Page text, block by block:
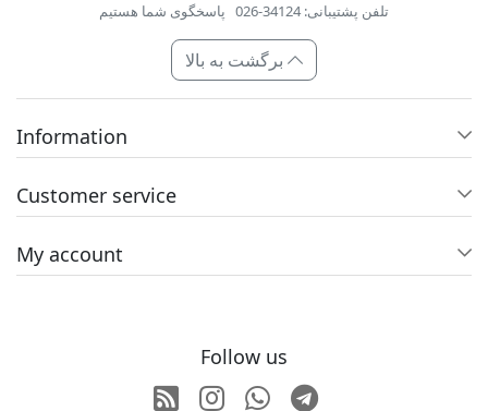
تلفن پشتیبانی: 34124-026 پاسخگوی شما هستیم
Information
Customer service
My account
Follow us
RSSInstagram
Whatsapp
Telegram